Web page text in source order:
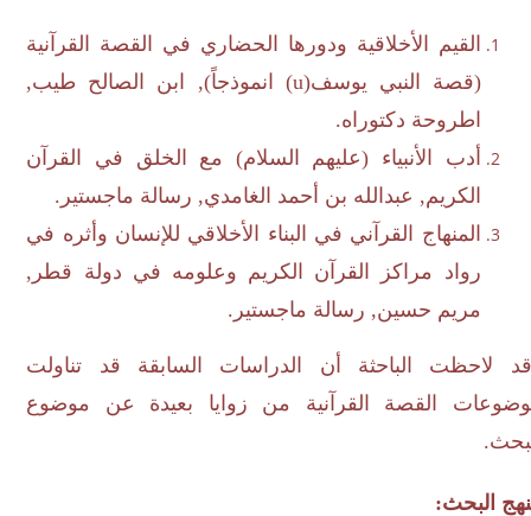
القيم الأخلاقية ودورها الحضاري في القصة القرآنية
(قصة النبي يوسف( u) انموذجاً), ابن الصالح طيب,
اطروحة دكتوراه.
أدب الأنبياء (عليهم السلام) مع الخلق في القرآن
الكريم, عبدالله بن أحمد الغامدي, رسالة ماجستير.
المنهاج القرآني في البناء الأخلاقي للإنسان وأثره في
رواد مراكز القرآن الكريم وعلومه في دولة قطر,
مريم حسين, رسالة ماجستير.
لاحظت الباحثة أن الدراسات السابقة قد تناولت
القصة القرآنية من زوايا بعيدة عن موضوع
البحث: